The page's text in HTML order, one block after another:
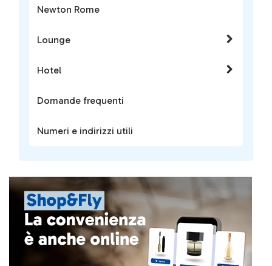
Newton Rome
Lounge
Hotel
Domande frequenti
Numeri e indirizzi utili